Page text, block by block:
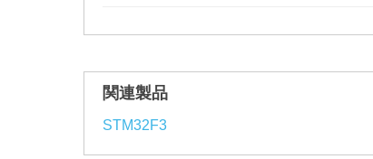
関連製品
STM32F3